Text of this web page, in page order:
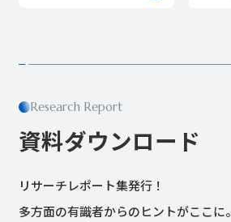
Research Report
資料ダウンロード
リサーチレポート集発行！
多方面の有識者からのヒントがここに。